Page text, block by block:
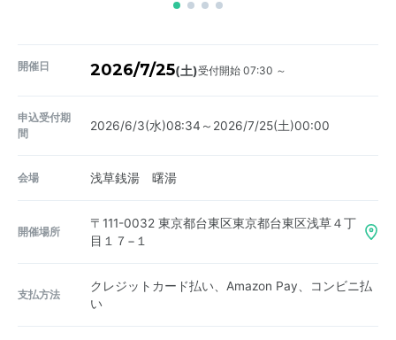
開催日 2026/7/25(土)受付開始 07:30 ～
申込受付期
間
2026/6/3(水)08:34～2026/7/25(土)00:00
会場 浅草銭湯 曙湯
開催場所
〒111-0032 東京都台東区東京都台東区浅草４丁
目１７−１
支払方法
クレジットカード払い、Amazon Pay、コンビニ払
い